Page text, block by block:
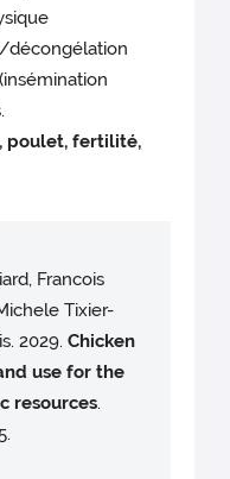
décongélation
poulet, fertilité,
Francois
Tixier-
2029.Chicken
use for the
resources.